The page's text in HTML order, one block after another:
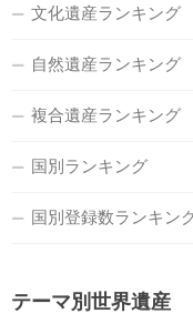
文化遺産ランキング
自然遺産ランキング
複合遺産ランキング
国別ランキング
国別登録数ランキン
テーマ別世界遺産